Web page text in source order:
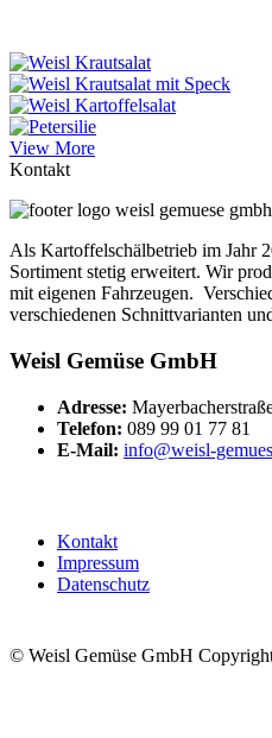
View More
Kontakt
Als Kartoffelschälbetrieb im Jahr
Sortiment stetig erweitert. Wir
mit eigenen Fahrzeugen.
verschiedenen Schnittvarianten
Weisl Gemüse GmbH
Adresse:
Telefon: 089 99 01 77 81
E-Mail: info@weisl-
Kontakt
Impressum
Datenschutz
© Weisl Gemüse GmbH